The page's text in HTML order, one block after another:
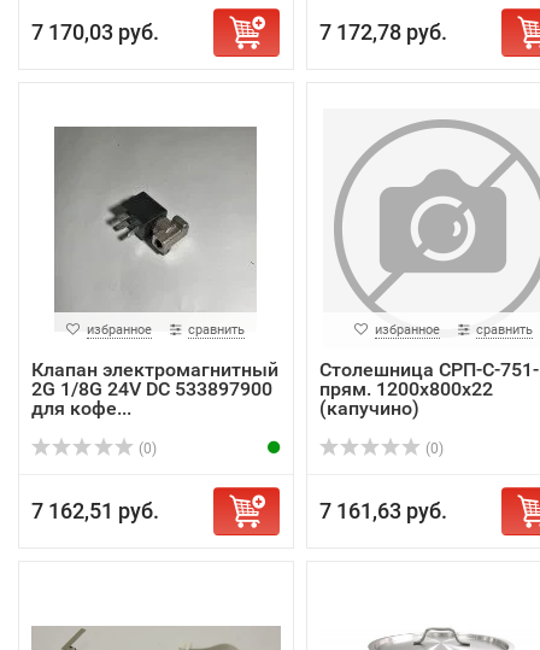
7 170,03 руб. 7 172,78 руб.
избранное сравнить
Клапан электромагнитный
2G 1/8G 24V DC 533897900
для кофе...
(0)
7 162,51 руб.
избранное сравнить
Столешница СРП-С-
прям. 1200х800х22
(капучино)
(0)
7 161,63 руб.